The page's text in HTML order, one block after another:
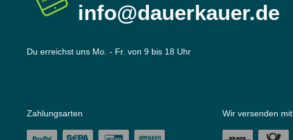
info@dauerkauer.de
Du erreichst uns Mo. - Fr. von 9 bis 18 Uhr
Zahlungsarten Wir versenden mit